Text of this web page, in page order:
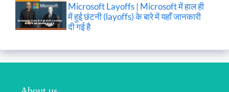
Microsoft Layoffs | Microsoft में हाल ही
में हुई छंटनी (layoffs) के बारे में यहाँ जानकारी
दी गई है